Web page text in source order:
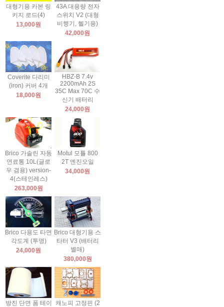
대형기용 카본 링
키지 로드(4)
13,000원
43A 대용량 전자
스위치 V2 (대형
비행기, 헬기용)
42,000원
Coverite 다리미
(iron) 커버 4개
18,000원
HBZ-B 7.4v
2200mAh 2S
35C Max 70C 수
신기 배터리
24,000원
Brico 가솔린 자동
연료통 10L(글로
우 겸용) version-
4(스테인레스)
263,000원
Motul 모튤 800
2T 엔진오일
34,000원
Brico 다용도 타면
각도계 (투명)
24,000원
Brico 대형기용 스
타터 V3 (배터리
별매)
380,000원
방진 단면 폼 테이
캐노피 고정핀 (2